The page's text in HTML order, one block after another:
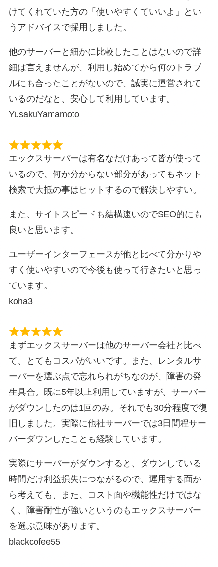
けてくれていた方の「使いやすくていいよ」とい
うアドバイスで採用しました。
他のサーバーと細かに比較したことはないので詳
細は言えませんが、利用し始めてから何のトラブ
ルにも合ったことがないので、誠実に運営されて
いるのだなと、安心して利用しています。
YusakuYamamoto
エックスサーバーは有名なだけあって皆が使って
いるので、何か分からない部分があってもネット
検索で大抵の事はヒットするので解決しやすい。
また、サイトスピードも結構速いのでSEO的にも
良いと思います。
ユーザーインターフェースが他と比べて分かりや
すく使いやすいので今後も使って行きたいと思っ
ています。
koha3
まずエックスサーバーは他のサーバー会社と比べ
て、とてもコスパがいいです。また、レンタルサ
ーバーを選ぶ点で忘れられがちなのが、障害の発
生具合。既に5年以上利用していますが、サーバー
がダウンしたのは1回のみ。それでも30分程度で復
旧しました。実際に他社サーバーでは3日間程サー
バーダウンしたことも経験しています。
実際にサーバーがダウンすると、ダウンしている
時間だけ利益損失につながるので、運用する面か
ら考えても、また、コスト面や機能性だけではな
く、障害耐性が強いというのもエックスサーバー
を選ぶ意味があります。
blackcofee55